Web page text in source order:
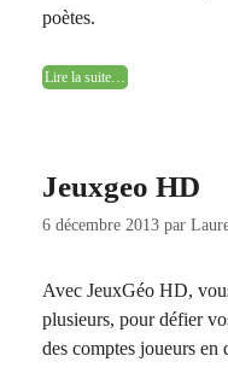
poètes.
Lire la suite…
Jeuxgeo HD
6 décembre 2013 par
Avec JeuxGéo HD,
plusieurs, pour défier
des comptes joueurs en